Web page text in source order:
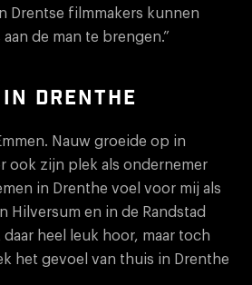
Drentse filmmakers kunnen
de man te brengen.”
IN DRENTHE
Nauw groeide op in
ook zijn plek als ondernemer
in Drenthe voel voor mij als
Hilversum en in de Randstad
heel leuk hoor, maar toch
het gevoel van thuis in Drenthe